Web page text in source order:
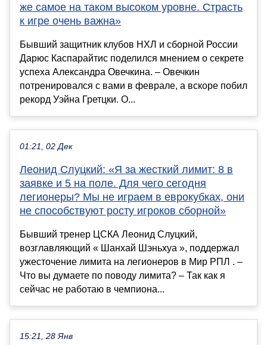
же самое на таком высоком уровне. Страсть
к игре очень важна»
Бывший защитник клубов НХЛ и сборной России
Дарюс Каспарайтис поделился мнением о секрете
успеха Александра Овечкина. – Овечкин
потренировался с вами в феврале, а вскоре побил
рекорд Уэйна Гретцки. О...
01:21, 02 Дек
Леонид Слуцкий: «Я за жесткий лимит: 8 в
заявке и 5 на поле. Для чего сегодня
легионеры? Мы не играем в еврокубках, они
не способствуют росту игроков сборной»
Бывший тренер ЦСКА Леонид Слуцкий,
возглавляющий « Шанхай Шэньхуа », поддержал
ужесточение лимита на легионеров в Мир РПЛ . –
Что вы думаете по поводу лимита? – Так как я
сейчас не работаю в чемпиона...
15:21, 28 Янв